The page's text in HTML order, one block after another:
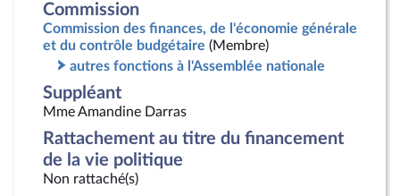
Commission
Commission des finances, de l'économie générale
et du contrôle budgétaire (Membre)
autres fonctions à l'Assemblée nationale
Suppléant
Mme Amandine Darras
Rattachement au titre du financement
de la vie politique
Non rattaché(s)